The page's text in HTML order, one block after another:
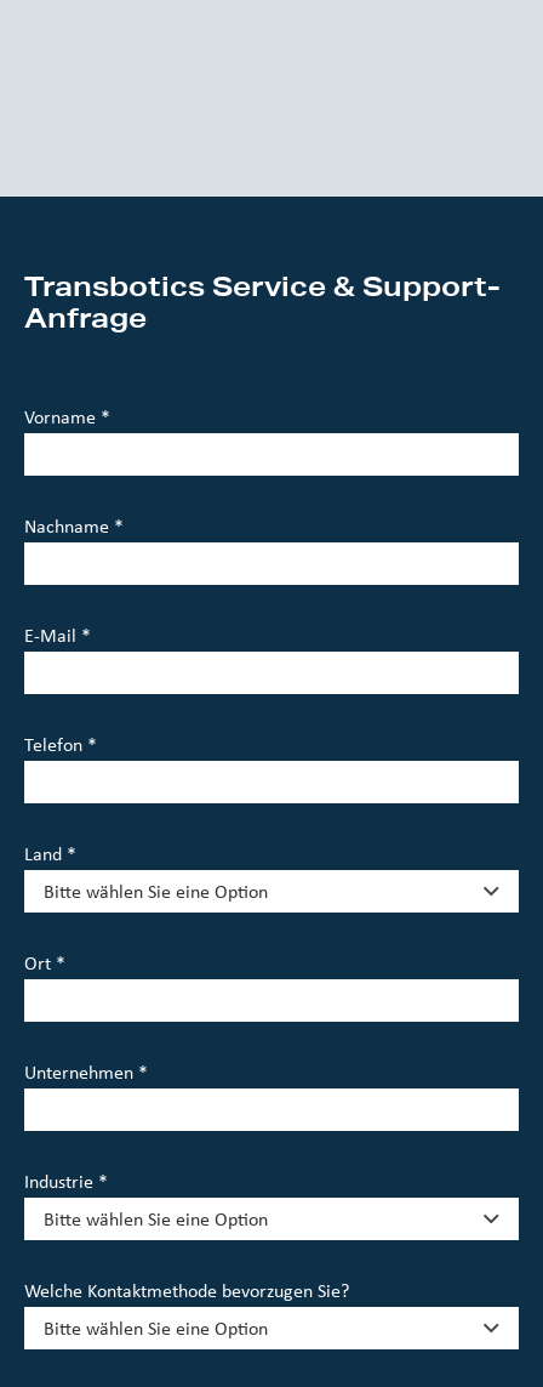
Transbotics Service & Support-
Anfrage
Vorname *
Nachname *
E-Mail *
Telefon *
Land *
Ort *
Unternehmen *
Industrie *
Welche Kontaktmethode bevorzugen Sie?